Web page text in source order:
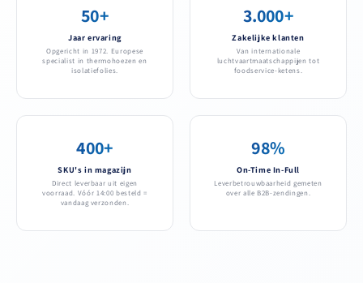
50+
Jaar ervaring
Opgericht in 1972. Europese
specialist in thermohoezen en
isolatiefolies.
3.000+
Zakelijke klanten
Van internationale
luchtvaartmaatschappijen tot
foodservice-ketens.
400+
SKU's in magazijn
Direct leverbaar uit eigen
voorraad. Vóór 14:00 besteld =
vandaag verzonden.
98%
On-Time In-Full
Leverbetrouwbaarheid gemeten
over alle B2B-zendingen.